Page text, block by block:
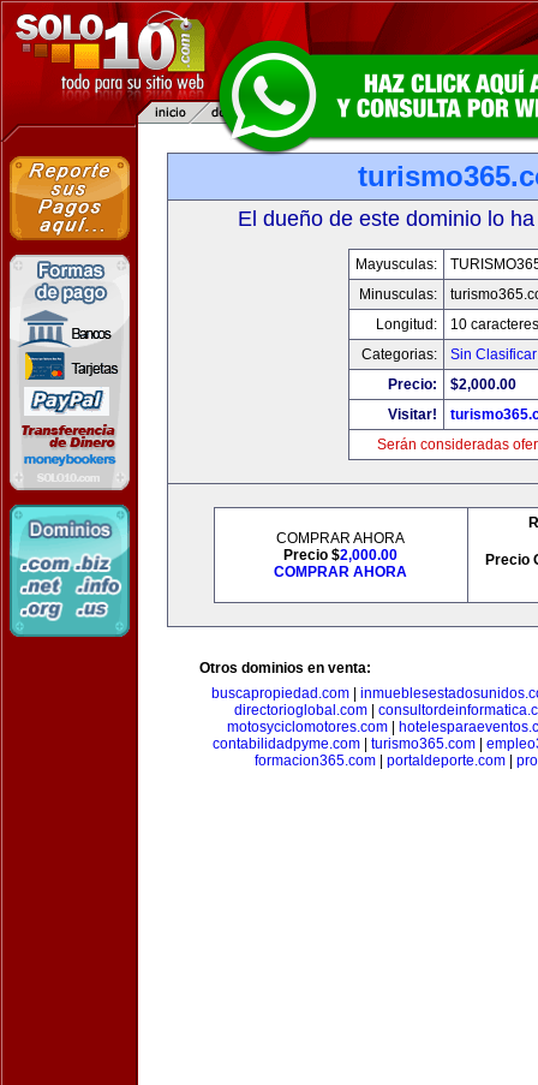
El dueño de este dominio lo
Mayusculas:
Minusculas:
Longitud:
10 caracteres
Categorias:
Sin Clasificar
Precio:
$2,000.00
Visitar!
Serán consideradas
COMPRAR AHORA
Precio $2,000.00
COMPRAR AHORA
Precio
Otros dominios en venta:
buscapropiedad.com
directorioglobal.com
motosyciclomotores.com|
contabilidadpyme.com| turismo365.com|
formacion365.com| portaldeporte.com|